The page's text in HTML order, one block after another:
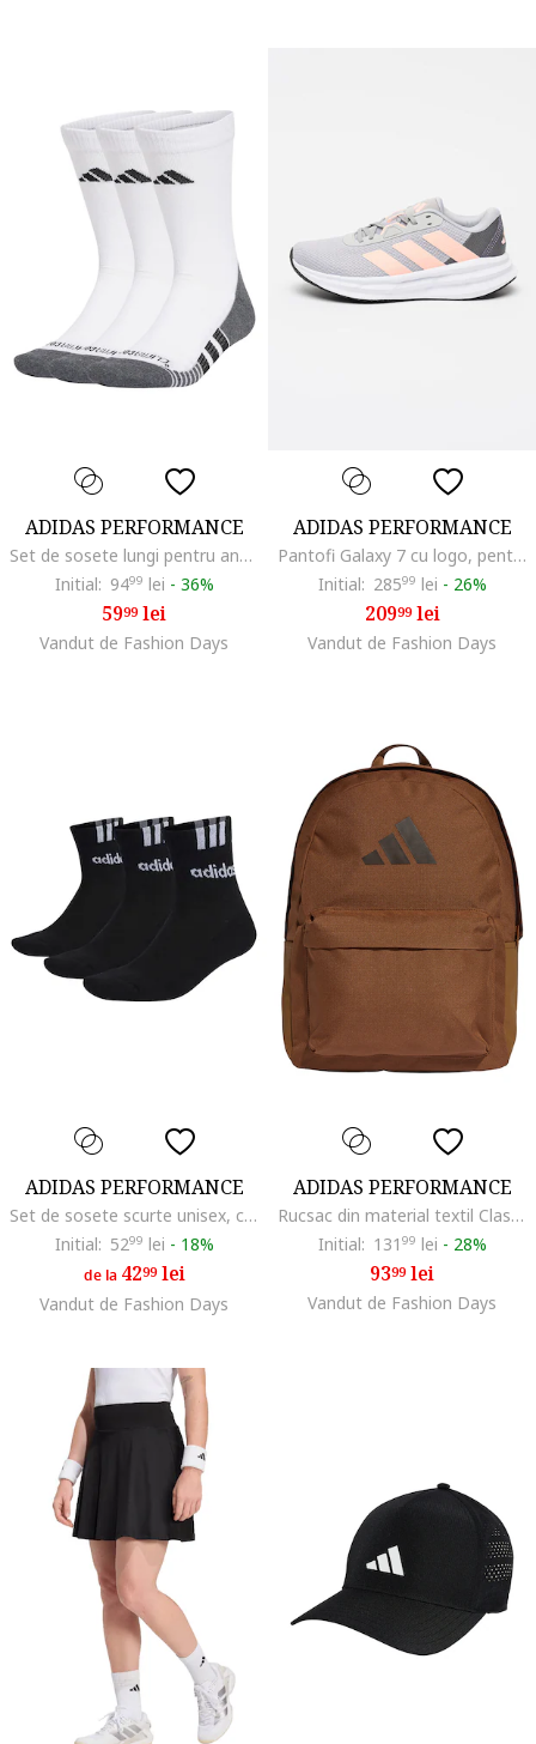
ADIDAS PERFORMANCE
Set de sosete lungi pentru antrenament - 3 perechi, Alb/Negru stins
Initial: 9499 lei - 36%
5999lei
Vandut de Fashion Days
ADIDAS PERFORMANCE
Pantofi Galaxy 7 cu logo, pentru alergare, Gri deschis/Roz pal
Initial: 28599 lei - 26%
20999lei
Vandut de Fashion Days
ADIDAS PERFORMANCE
Set de sosete scurte unisex, cu logo - 3 perechi, Negru
Initial: 5299 lei - 18%
de la 4299lei
Vandut de Fashion Days
ADIDAS PERFORMANCE
Rucsac din material textil Classic Bars - 27.5 L, Maro scortisoara
Initial: 131 99 lei - 28%
9399lei
Vandut de Fashion Days